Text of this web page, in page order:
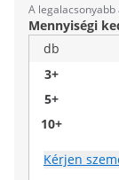
A
Mennyiségi
db
3+
5+
10+
Kérjen